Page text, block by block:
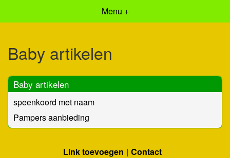
Menu +
Baby artikelen
Baby artikelen
speenkoord met naam
Pampers aanbieding
Link toevoegen Contact